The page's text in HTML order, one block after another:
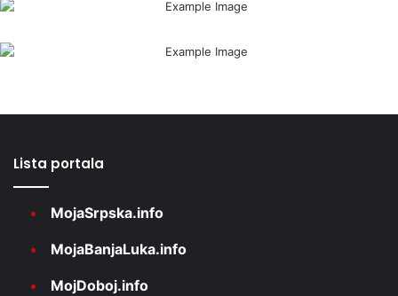
Lista portala
MojaSrpska.info
MojaBanjaLuka.info
MojDoboj.info